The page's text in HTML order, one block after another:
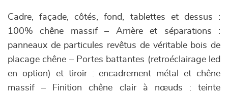
Cadre, façade, côtés, fond, tablettes et dessus :
100% chêne massif – Arrière et séparations :
panneaux de particules revêtus de véritable bois de
placage chêne – Portes battantes (retroéclairage led
en option) et tiroir : encadrement métal et chêne
massif – Finition chêne clair à nœuds : teinte